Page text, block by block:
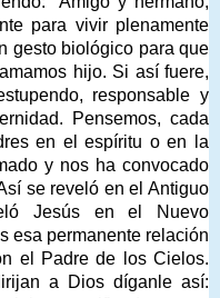
para vivir plenamente
gesto biológico para que
hijo. Si así fuere,
responsable y
Pensemos, cada
en el espíritu o en la
y nos ha convocado
se reveló en el Antiguo
Jesús en el Nuevo
esa permanente relación
el Padre de los Cielos.
a Dios díganle así: